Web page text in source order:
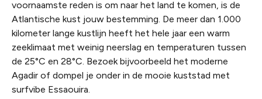
voornaamste reden is om naar het land te komen, is de
Atlantische kust jouw bestemming. De meer dan 1.000
kilometer lange kustlijn heeft het hele jaar een warm
zeeklimaat met weinig neerslag en temperaturen tussen
de 25°C en 28°C. Bezoek bijvoorbeeld het moderne
Agadir of dompel je onder in de mooie kuststad met
surfvibe Essaouira.